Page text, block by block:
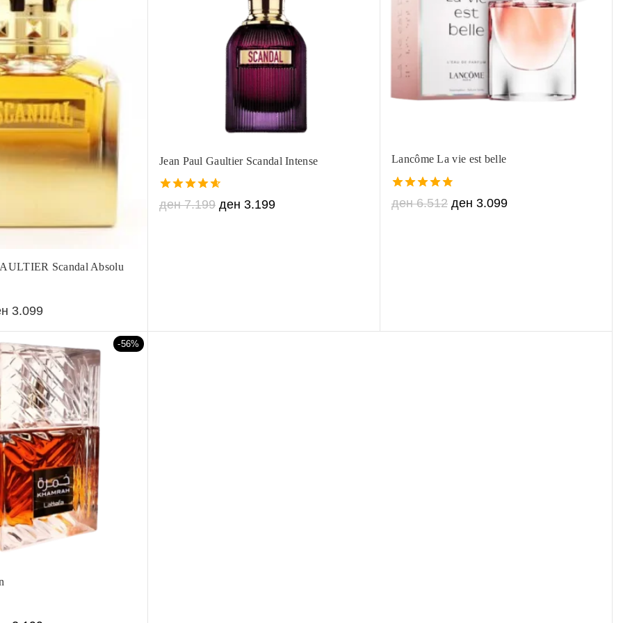
Scandal Absolu
3.099
Jean Paul Gaultier Scandal Intense
4.60
out of 5
ден7.199 ден 3.199
Lancôme La vie est belle
4.80
out of 5
ден6.512 ден 3.099
-56%